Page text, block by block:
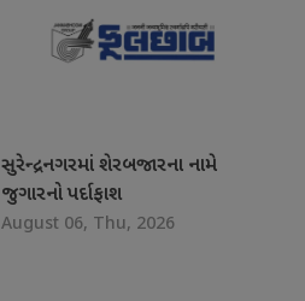
સુરેન્દ્રનગરમાં શેરબજારના નામે
જુગારનો પર્દાફાશ
August 06, Thu, 2026